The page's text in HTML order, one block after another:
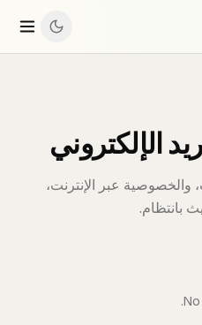
الإلكتروني
والخصوصية عبر الإنترنت،
بانتظام.